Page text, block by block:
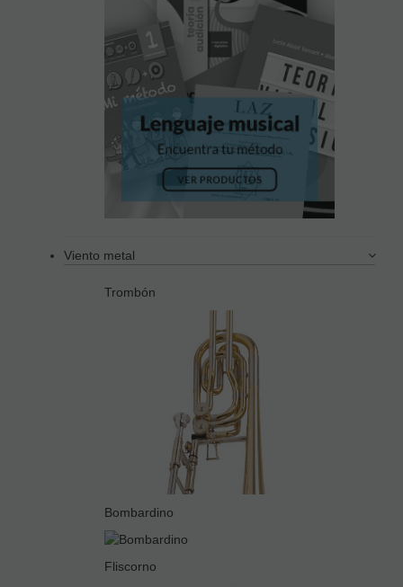
Viento metal
Trombón
Bombardino
Fliscorno